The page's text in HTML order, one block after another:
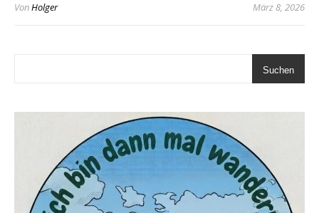
VonHolger März 8, 2026
Suchen